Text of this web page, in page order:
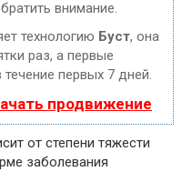
внимание.
технологию Буст, она
раз, а первые
первых 7 дней.
продвижение
от степени тяжести
заболевания